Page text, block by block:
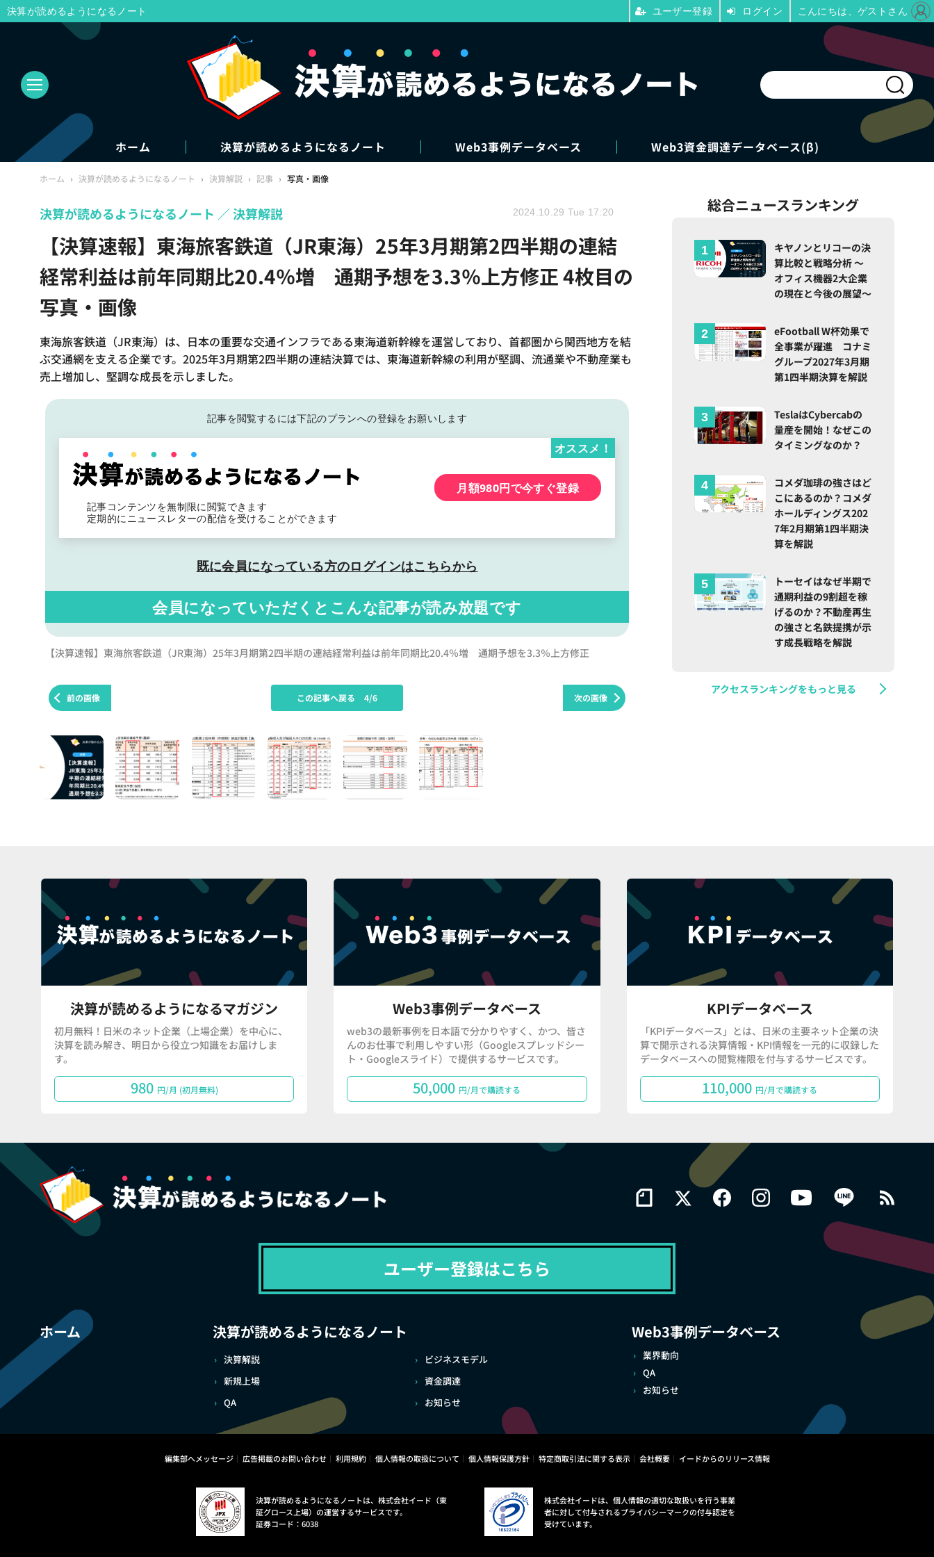
ホーム 決算が読めるようになるノート Web3事例データベース Web3資金調達データベース(β)
ホーム › 決算が読めるようになるノート › 決算解説 › 記事 › 写真・画像
【決算速報】東海旅客鉄道（JR東海）25年3月期第2四半期の連結
経常利益は前年同期比20.4％増 通期予想を3.3％上方修正 4枚目の
写真・画像
東海旅客鉄道（JR東海）は、日本の重要な交通インフラである東海道新幹線を運営しており、首都圏から関西地方を結
ぶ交通網を支える企業です。2025年3月期第2四半期の連結決算では、東海道新幹線の利用が堅調、流通業や不動産業も
売上増加し、堅調な成長を示しました​。
決算が読めるようになるノート 決算解説 2024.10.29 Tue 17:20
記事を閲覧するには下記のプランへの登録をお願いします
記事コンテンツを無制限に閲覧できます
定期的にニュースレターの配信を受けることができます
オススメ！
月額980円で今すぐ登録
既に会員になっている方のログインはこちらから
会員になっていただくと こんな記事が読み放題です
【決算速報】東海旅客鉄道（JR東海）25年3月期第2四半期の連結経常利益は前年同期比20.4％増 通期予想を3.3％上方修正
前の画像 次の画像
この記事へ戻る 4/6
総合ニュースランキング
キヤノンとリコーの決
算比較と戦略分析 ～
オフィス機器2大企業
の現在と今後の展望～
eFootball W杯効果で
全事業が躍進 コナミ
グループ2027年3月期
第1四半期決算を解説
TeslaはCybercabの
量産を開始！なぜこの
タイミングなのか？
コメダ珈琲の強さはど
こにあるのか？コメダ
ホールディングス202
7年2月期第1四半期決
算を解説
トーセイはなぜ半期で
通期利益の9割超を稼
げるのか？不動産再生
の強さと名鉄提携が示
す成長戦略を解説
アクセスランキングをもっと見る
決算が読めるようになるマガジン
初月無料！日米のネット企業（上場企業）を中心に、
決算を読み解き、明日から役立つ知識をお届けしま
す。
980 円/月 (初月無料)
Web3事例データベース
web3の最新事例を日本語で分かりやすく、かつ、皆さ
んのお仕事で利用しやすい形（Googleスプレッドシー
ト・Googleスライド）で提供するサービスです。
50,000 円/月で購読する
KPIデータベース
「KPIデータベース」とは、日米の主要ネット企業の決
算で開示される決算情報・KPI情報を一元的に収録した
データベースへの閲覧権限を付与するサービスです。
110,000 円/月で購読する
ユーザー登録はこちら
ホーム 決算が読めるようになるノート
決算解説
ビジネスモデル
新規上場
資金調達
QA
お知らせ
Web3事例データベース
業界動向
QA
お知らせ
編集部へメッセージ 広告掲載のお問い合わせ 利用規約 個人情報の取扱について 個人情報保護方針 特定商取引法に関する表示 会社概要 イードからのリリース情報
決算が読めるようになるノートは、株式会社イード（東
証グロース上場）の運営するサービスです。
証券コード：6038
株式会社イードは、個人情報の適切な取扱いを行う事業
者に対して付与されるプライバシーマークの付与認定を
受けています。
決算が読めるようになるノート ユーザー登録 ログイン こんにちは、ゲストさん